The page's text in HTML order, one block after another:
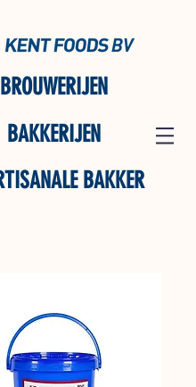
BROUWERIJEN
BAKKERIJEN
BAKKER